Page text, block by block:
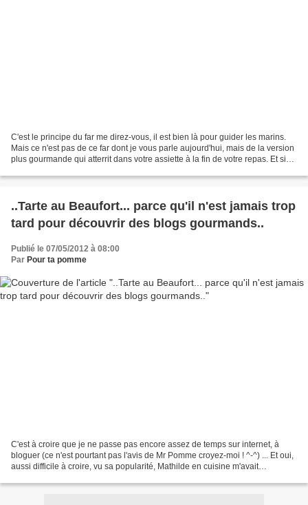
C'est le principe du far me direz-vous, il est bien là pour guider les marins.
Mais ce n'est pas de ce far dont je vous parle aujourd'hui, mais de la version
plus gourmande qui atterrit dans votre assiette à la fin de votre repas. Et si
..Tarte au Beaufort... parce qu'il n'est jamais trop
tard pour découvrir des blogs gourmands..
Publié le 07/05/2012 à 08:00
Par Pour ta pomme
C'est à croire que je ne passe pas encore assez de temps sur internet, à
bloguer (ce n'est pourtant pas l'avis de Mr Pomme croyez-moi ! ^-^) ... Et oui,
aussi difficile à croire, vu sa popularité, Mathilde en cuisine m'avait